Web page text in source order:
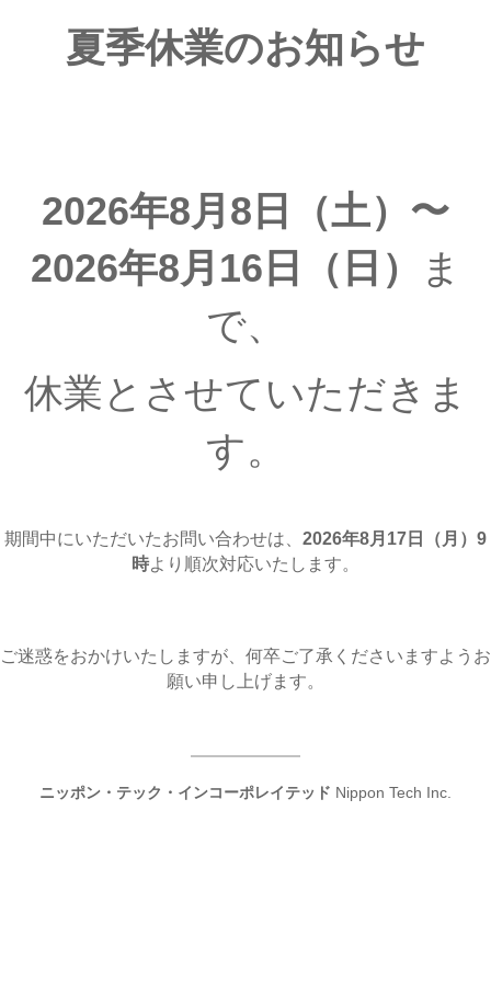
夏季休業のお知らせ
2026年8月8日（土）〜
2026年8月16日（日）
ま
で、
休業とさせていただきま
す。
期間中にいただいたお問い合わせは、 2026年8月17日（月 ）9
時より順次対応いたします。
ご迷惑をおかけいたしますが、何卒ご了承くださいますようお
願い申し上げます。
ニッポン・テック・インコーポレイテッド Nippon Tech Inc.